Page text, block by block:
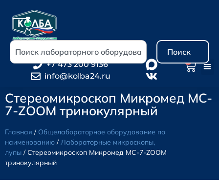
Поиск
+7 473 200 9136
info@kolba24.ru
Стереомикроскоп Микромед MC-
7-ZOOM тринокулярный
Главная / Общелабораторное оборудование по
наименованию /Лабораторные микроскопы,
лупы / Стереомикроскоп Микромед MC-7-ZOOM
тринокулярный